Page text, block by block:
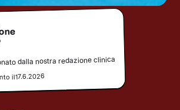
dalla nostra redazione clinica
il17.6.2026